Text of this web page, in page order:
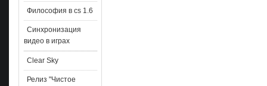
Философия в cs 1.6
Синхронизация
видео в играх
Clear Sky
Релиз "Чистое